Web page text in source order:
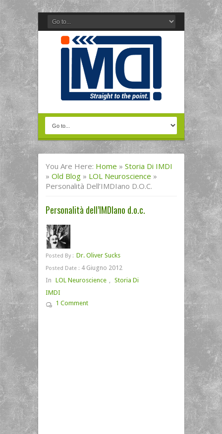
You Are Here: Home » Storia Di IMDI
» Old Blog » LOL Neuroscience »
Personalità Dell’IMDIano D.o.c.
Personalità dell’IMDIano d.o.c.
Posted By : Dr. Oliver Sucks
Posted Date : 4 Giugno 2012
In LOL Neuroscience , Storia Di
IMDI
1 Comment